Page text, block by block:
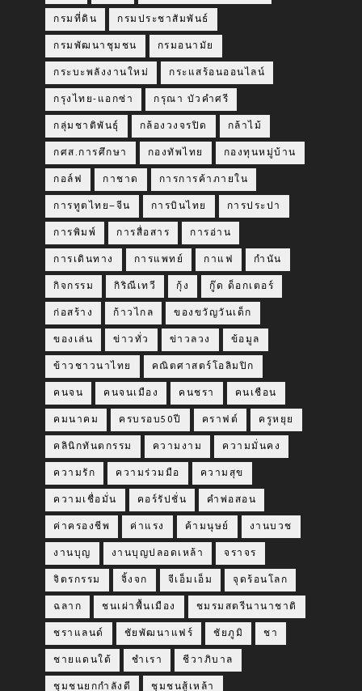
กรมที่ดิน กรมประชาสัมพันธ์
กรมพัฒนาชุมชน กรมอนามัย
กระบะพลังงานใหม่ กระแสร้อนออนไลน์
กรุงไทย-แอกซ่า กรุณา บัวคำศรี
กลุ่มชาติพันธุ์ กล้องวงจรปิด กล้าไม้
กศส.การศึกษา กองทัพไทย กองทุนหมู่บ้าน
กอล์ฟ กาชาด การการค้าภายใน
การทูตไทย–จีน การบินไทย การประปา
การพิมพ์ การสื่อสาร การอ่าน
การเดินทาง การแพทย์ กาแฟ กำนัน
กิจกรรม กิริณีเทวี กุ้ง กู๊ด ด็อกเตอร์
ก่อสร้าง ก้าวไกล ของขวัญวันเด็ก
ของเล่น ข่าวทั่ว ข่าวลวง ข้อมูล
ข้าวชาวนาไทย คณิตศาสตร์โอลิมปิก
คนจน คนจนเมือง คนชรา คนเชือน
คมนาคม ครบรอบ50ปี คราฟต์ ครูหยุย
คลินิกทันตกรรม ความงาม ความมั่นคง
ความรัก ความร่วมมือ ความสุข
ความเชื่อมั่น คอร์รัปชั่น คำพ่อสอน
ค่าครองชีพ ค่าแรง ค้ามนุษย์ งานบวช
งานบุญ งานบุญปลอดเหล้า จราจร
จิตรกรรม จิ้งจก จีเอ็มเอ็ม จุดร้อนโลก
ฉลาก ชนเผ่าพื้นเมือง ชมรมสตรีนานาชาติ
ชราแลนด์ ชัยพัฒนาแฟร์ ชัยภูมิ ชา
ชายแดนใต้ ชำเรา ชีวาภิบาล
ชุมชนยกกำลังดี ชุมชนสู้เหล้า